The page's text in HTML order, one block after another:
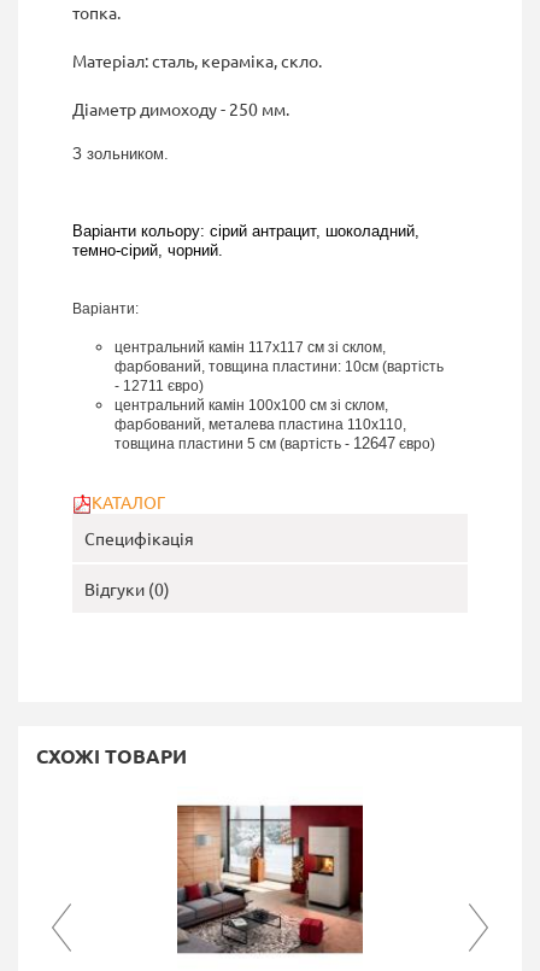
топка.
Матеріал:сталь, кераміка, скло.
Діаметр димоходу - 250 мм.
З зольником.
Варіанти кольору: сірий антрацит, шоколадний,
темно-сірий, чорний.
Варіанти:
центральний камін 117x117 см зі склом,
фарбований, товщина пластини: 10см (вартість
- 12711 євро)
центральний камін 100x100 см зі склом,
фарбований, металева пластина 110x110,
товщина пластини 5 см (вартість - 12647 євро)
КАТАЛОГ
Специфікація
Відгуки (0)
СХОЖІ ТОВАРИ